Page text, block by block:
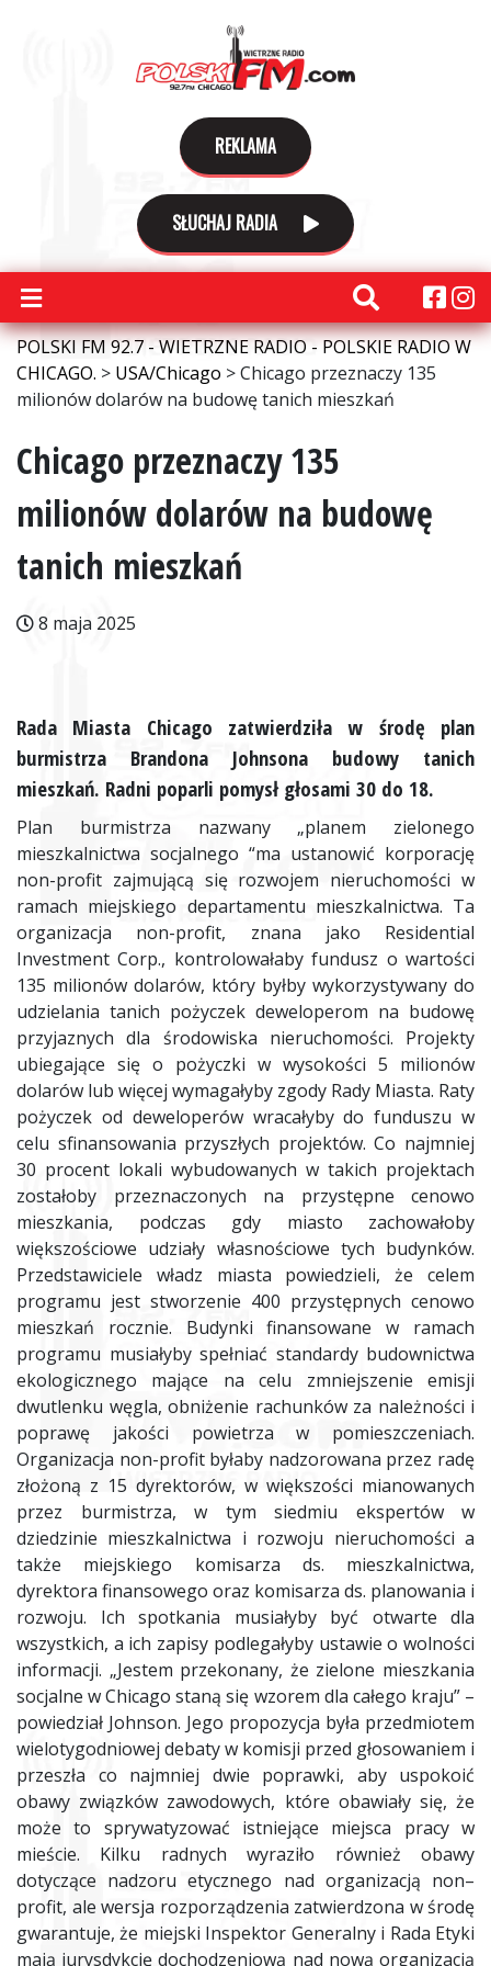
REKLAMA
SŁUCHAJ RADIA
POLSKI FM 92.7 - WIETRZNE RADIO - POLSKIE RADIO W
CHICAGO. > USA/Chicago >Chicago przeznaczy 135
milionów dolarów na budowę tanich mieszkań
Chicago przeznaczy 135
milionów dolarów na budowę
tanich mieszkań
8 maja 2025
Rada Miasta Chicago zatwierdziła w środę plan
burmistrza Brandona Johnsona budowy tanich
mieszkań. Radni poparli pomysł głosami 30 do 18.
Plan burmistrza nazwany „planem zielonego
mieszkalnictwa socjalnego “ma ustanowić korporację
non-profit zajmującą się rozwojem nieruchomości w
ramach miejskiego departamentu mieszkalnictwa. Ta
organizacja non-profit, znana jako Residential
Investment Corp., kontrolowałaby fundusz o wartości
135 milionów dolarów, który byłby wykorzystywany do
udzielania tanich pożyczek deweloperom na budowę
przyjaznych dla środowiska nieruchomości. Projekty
ubiegające się o pożyczki w wysokości 5 milionów
dolarów lub więcej wymagałyby zgody Rady Miasta. Raty
pożyczek od deweloperów wracałyby do funduszu w
celu sfinansowania przyszłych projektów. Co najmniej
30 procent lokali wybudowanych w takich projektach
zostałoby przeznaczonych na przystępne cenowo
mieszkania, podczas gdy miasto zachowałoby
większościowe udziały własnościowe tych budynków.
Przedstawiciele władz miasta powiedzieli, że celem
programu jest stworzenie 400 przystępnych cenowo
mieszkań rocznie. Budynki finansowane w ramach
programu musiałyby spełniać standardy budownictwa
ekologicznego mające na celu zmniejszenie emisji
dwutlenku węgla, obniżenie rachunków za należności i
poprawę jakości powietrza w pomieszczeniach.
Organizacja non-profit byłaby nadzorowana przez radę
złożoną z 15 dyrektorów, w większości mianowanych
przez burmistrza, w tym siedmiu ekspertów w
dziedzinie mieszkalnictwa i rozwoju nieruchomości a
także miejskiego komisarza ds. mieszkalnictwa,
dyrektora finansowego oraz komisarza ds. planowania i
rozwoju. Ich spotkania musiałyby być otwarte dla
wszystkich, a ich zapisy podlegałyby ustawie o wolności
informacji. „Jestem przekonany, że zielone mieszkania
socjalne w Chicago staną się wzorem dla całego kraju” –
powiedział Johnson. Jego propozycja była przedmiotem
wielotygodniowej debaty w komisji przed głosowaniem i
przeszła co najmniej dwie poprawki, aby uspokoić
obawy związków zawodowych, które obawiały się, że
może to sprywatyzować istniejące miejsca pracy w
mieście. Kilku radnych wyraziło również
obawy
dotyczące nadzoru etycznego nad organizacją non–
profit, ale wersja rozporządzenia zatwierdzona w środę
gwarantuje, że miejski Inspektor Generalny i Rada Etyki
mają jurysdykcję dochodzeniową nad nową organizacją